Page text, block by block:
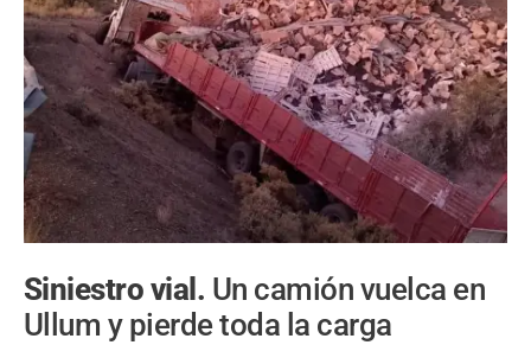
Siniestro vial. Un camión vuelca en
Ullum y pierde toda la carga